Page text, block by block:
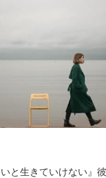
と生きていけない』